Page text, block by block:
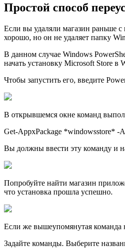
Простой способ
Если вы удаляли магазин раньше
хорошо, но он не удаляет папку
В данном случае Windows
начать установку Microsoft Store в
Чтобы запустить его, введите
В открывшемся окне команд
Get-AppxPackage *windowsstore* -
Вы должны ввести эту команду и
Попробуйте найти магазин
что установка прошла успешно.
Если же вышеупомянутая команда
Задайте команды. Выберите